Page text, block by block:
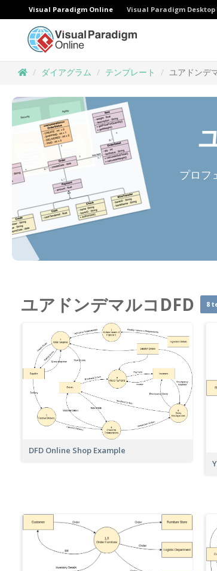
Visual Paradigm Online Visual Paradigm Desktop
ダイアグラム テンプレート ユアドンデ
プロフ
ユアドンデマルコDFD 8
DFD Online Shop Example